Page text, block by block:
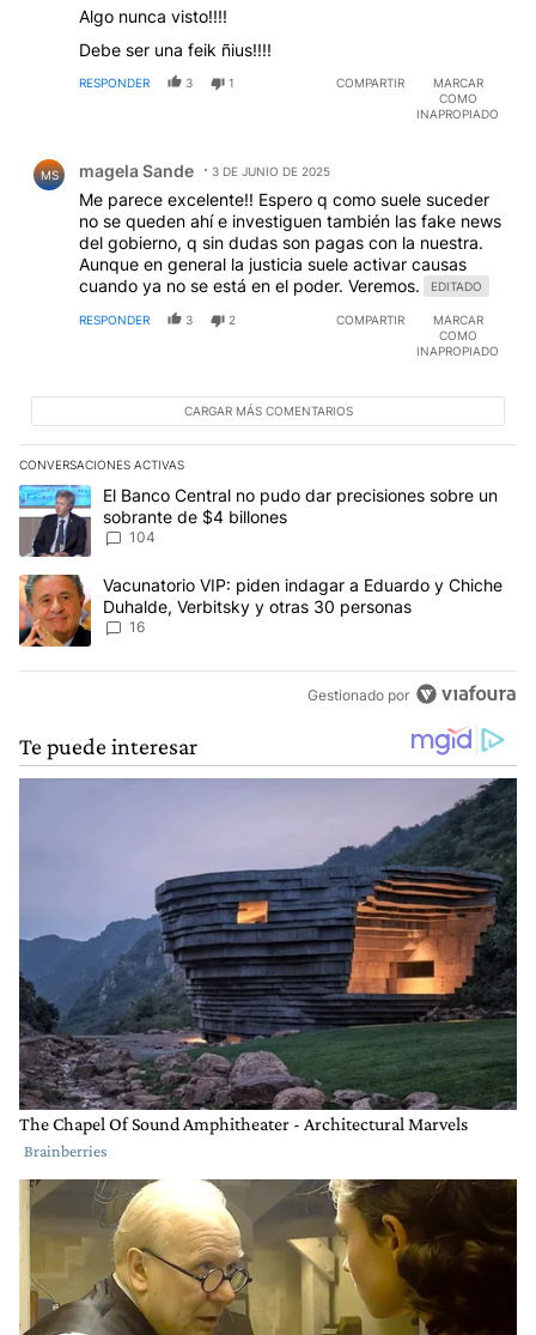
Algo nunca visto!!!!
Debe ser una feik ñius!!!!
RESPONDER 3 1 COMPARTIR
MARCAR
COMO
INAPROPIADO
MS magela Sande 3 DE JUNIO DE 2025
Me parece excelente!! Espero q como suele suceder
no se queden ahí e investiguen también las fake news
del gobierno, q sin dudas son pagas con la nuestra.
Aunque en general la justicia suele activar causas
cuando ya no se está en el poder. Veremos.
EDITADO
RESPONDER 3 2 COMPARTIR
MARCAR
COMO
INAPROPIADO
CARGAR MÁS COMENTARIOS
CONVERSACIONES ACTIVAS
Este listado muestra los artículos con más comentarios en los
Un artículo de tendencia con el título "El Banco Central no pudo
El Banco Central no pudo dar precisiones sobre un
sobrante de $4 billones
104
Un artículo de tendencia con el título "Vacunatorio VIP: piden
Vacunatorio VIP: piden indagar a Eduardo y Chiche
Duhalde, Verbitsky y otras 30 personas
16
Gestionado por